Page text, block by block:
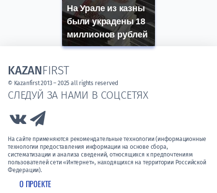
На Урале из казны
были украдены 18
миллионов рублей
О ПРОЕКТЕ
СЛЕДУЙ ЗА НАМИ В СОЦСЕТЯХ
Link to Vk
На сайте применяются рекомендательные технологии (информационные
технологии предоставления информации на основе сбора,
систематизации и анализа сведений, относящихся к предпочтениям
пользователей сети «Интернет», находящихся на территории Российской
Федерации).
KAZANFIRST
© Kazanfirst 2013 – 2025 all rights reserved